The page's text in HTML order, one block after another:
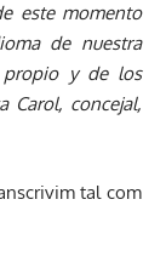
este momento
de nuestra
propio y de los
Carol, concejal,
tal com